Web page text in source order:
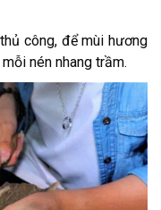
công, để mùi hương
nén nhang trầm.